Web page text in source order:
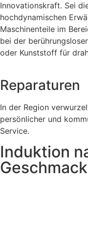
Innovationskraft. Sei
hochdynamischen
Maschinenteile im
bei der
oder Kunststoff für
Reparaturen
In der Region
persönlicher und
Service.
Induktion
Geschmack